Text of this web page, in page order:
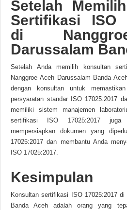
Setelah
Sertifikasi ISO
di
Darussalam
Setelah Anda memilih konsultan
Nanggroe Aceh Darussalam Banda
dengan konsultan untuk
persyaratan standar ISO 17025:2017
memiliki sistem manajemen
sertifikasi ISO 17025:2017
mempersiapkan dokumen yang
17025:2017 dan membantu Anda
ISO 17025:2017.
Kesimpulan
Konsultan sertifikasi ISO 17025:2017 di
Banda Aceh adalah orang yang